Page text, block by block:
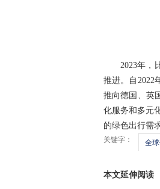
2023年，
推进。自2022
推向德国、英
化服务和多元
的绿色出行需
关键字： 全
本文延伸阅读